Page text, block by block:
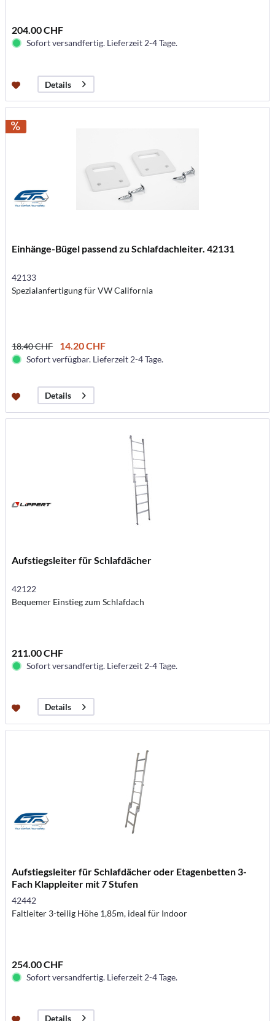
204.00 CHF
Sofort versandfertig. Lieferzeit 2-4 Tage.
Details
Einhänge-Bügel passend zu Schlafdachleiter. 42131
42133
Spezialanfertigung für VW California
18.40 CHF 14.20 CHF
Sofort verfügbar. Lieferzeit 2-4 Tage.
Details
Aufstiegsleiter für Schlafdächer
42122
Bequemer Einstieg zum Schlafdach
211.00 CHF
Sofort versandfertig. Lieferzeit 2-4 Tage.
Details
Aufstiegsleiter für Schlafdächer oder Etagenbetten 3-
Fach Klappleiter mit 7 Stufen
42442
Faltleiter 3-teilig Höhe 1,85m, ideal für Indoor
254.00 CHF
Sofort versandfertig. Lieferzeit 2-4 Tage.
Details